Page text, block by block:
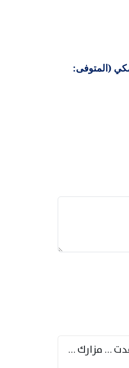
(المتوفى:
حننت إلى ريّا ونفسك باعدت … مزارك من ريّا وشعباكما معا